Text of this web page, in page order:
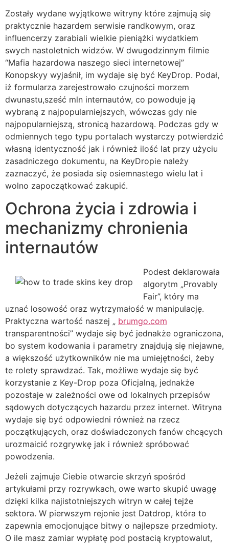
Zostały wydane wyjątkowe witryny które zajmują się
praktycznie hazardem serwisie randkowym, oraz
influencerzy zarabiali wielkie pieniążki wydatkiem
swych nastoletnich widzów. W dwugodzinnym filmie
“Mafia hazardowa naszego sieci internetowej”
Konopskyy wyjaśnił, im wydaje się być KeyDrop. Podał,
iż formularza zarejestrowało czujności morzem
dwunastu,sześć mln internautów, co powoduje ją
wybraną z najpopularniejszych, wówczas gdy nie
najpopularniejszą, stronicą hazardową. Podczas gdy w
odmiennych tego typu portalach wystarczy potwierdzić
własną identyczność jak i również ilość lat przy użyciu
zasadniczego dokumentu, na KeyDropie należy
zaznaczyć, że posiada się osiemnastego wielu lat i
wolno zapoczątkować zakupić.
Ochrona życia i zdrowia i
mechanizmy chronienia
internautów
Podest deklarowała
algorytm „Provably
Fair”, który ma
uznać losowość oraz wytrzymałość w manipulację.
Praktyczna wartość naszej „ brumgo.com
transparentności” wydaje się być jednakże ograniczona,
bo system kodowania i parametry znajdują się niejawne,
a większość użytkowników nie ma umiejętności, żeby
te rolety sprawdzać. Tak, możliwe wydaje się być
korzystanie z Key-Drop poza Oficjalną, jednakże
pozostaje w zależności owe od lokalnych przepisów
sądowych dotyczących hazardu przez internet. Witryna
wydaje się być odpowiedni również na rzecz
początkujących, oraz doświadczonych fanów chcących
urozmaicić rozgrywkę jak i również spróbować
powodzenia.
Jeżeli zajmuje Ciebie otwarcie skrzyń spośród
artykułami przy rozrywkach, owe warto skupić uwagę
dzięki kilka najistotniejszych witryn w całej tejże
sektora. W pierwszym rejonie jest Datdrop, która to
zapewnia emocjonujące bitwy o najlepsze przedmioty.
O ile masz zamiar wypłatę pod postacią kryptowalut,